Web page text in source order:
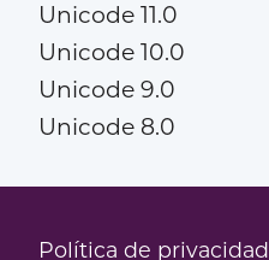
Unicode 11.0
Unicode 10.0
Unicode 9.0
Unicode 8.0
Política de privacidad